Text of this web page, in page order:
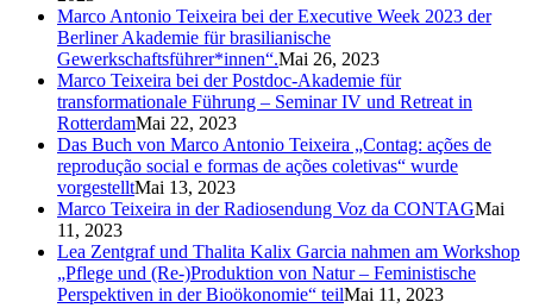
Marco Antonio Teixeira bei der Executive Week 2023 der
Berliner Akademie für brasilianische
Gewerkschaftsführer*innen“.Mai 26, 2023
Marco Teixeira bei der Postdoc-Akademie für
transformationale Führung – Seminar IV und Retreat in
RotterdamMai 22, 2023
Das Buch von Marco Antonio Teixeira „Contag: ações de
reprodução social e formas de ações coletivas“ wurde
vorgestelltMai 13, 2023
Marco Teixeira in der Radiosendung Voz da CONTAGMai
11, 2023
Lea Zentgraf und Thalita Kalix Garcia nahmen am Workshop
„Pflege und (Re-)Produktion von Natur – Feministische
Perspektiven in der Bioökonomie“ teilMai 11, 2023